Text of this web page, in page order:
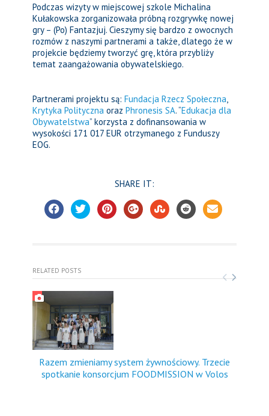
Podczas wizyty w miejscowej szkole Michalina
Kułakowska zorganizowała próbną rozgrywkę nowej
gry – (Po) Fantazjuj. Cieszymy się bardzo z owocnych
rozmów z naszymi partnerami a także, dlatego że w
projekcie będziemy tworzyć grę, która przybliży
temat zaangażowania obywatelskiego.
Partnerami projektu są: Fundacja Rzecz Społeczna,
Krytyka Polityczna oraz Phronesis SA. “Edukacja dla
Obywatelstwa” korzysta z dofinansowania w
wysokości 171 017 EUR otrzymanego z Funduszy
EOG.
SHARE IT:
RELATED POSTS
Razem zmieniamy system żywnościowy. Trzecie
spotkanie konsorcjum FOODMISSION w Volos